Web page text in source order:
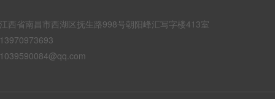
西省南昌市西湖区抚生路998号朝阳峰汇写字楼413室